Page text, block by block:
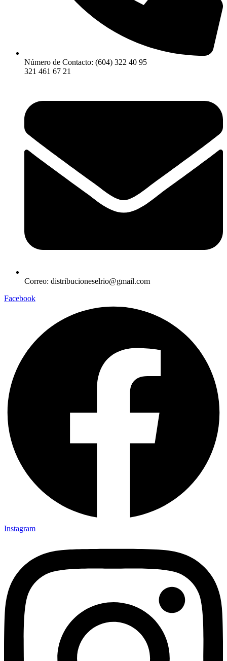
Número de Contacto: (604) 322 40 95
321 461 67 21
Correo: distribucioneselrio@gmail.com
Facebook
Instagram